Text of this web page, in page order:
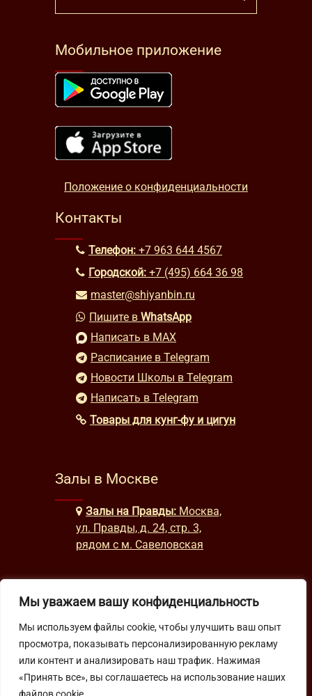
Мы уважаем вашу конфиденциальность
Мы используем файлы cookie, чтобы улучшить ваш опыт
просмотра, показывать персонализированную рекламу
или контент и анализировать наш трафик. Нажимая
«Принять все», вы соглашаетесь на использование наших
Мобильное приложение
Положение о конфиденциальности
Контакты
Телефон: +7 963 644 4567
Городской: +7 (495) 664 36 98
master@shiyanbin.ru
Пишите в WhatsApp
Написать в MAX
Расписание в Telegram
Новости Школы в Telegram
Написать в Telegram
Товары для кунг-фу и цигун
Залы в Москве
Залы на Правды: Москва,
ул. Правды, д. 24, стр. 3,
рядом с м. Савеловская
Часы работы
будни: с 9:00 до 22:00
выходные: с 10:00 до 19:30
Подпишитесь на нашу рассылку